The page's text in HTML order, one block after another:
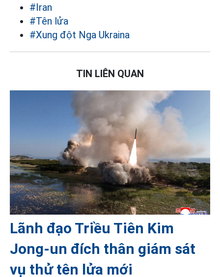
#Iran
#Tên lửa
#Xung đột Nga Ukraina
TIN LIÊN QUAN
Lãnh đạo Triều Tiên Kim
Jong-un đích thân giám sát
vụ thử tên lửa mới